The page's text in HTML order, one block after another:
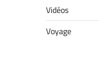
Vidéos
Voyage